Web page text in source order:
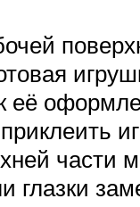
её
части
глазки